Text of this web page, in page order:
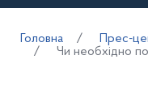
Головна Прес-
Чи необхідно